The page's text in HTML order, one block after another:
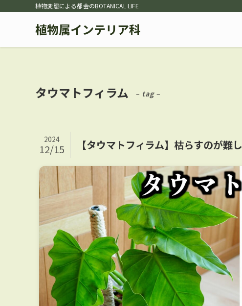
植物変態による都会のBOTANICAL LIFE
植物属インテリア科
タウマトフィラム – tag –
【タウマトフィラム】枯らすのが難
2024
12/15